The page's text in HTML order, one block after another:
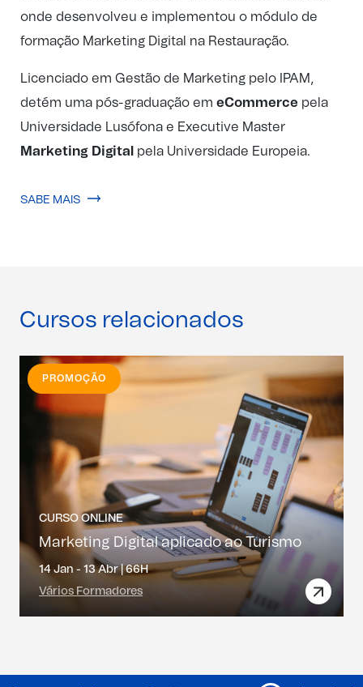
onde desenvolveu e implementou o módulo de
formação Marketing Digital na Restauração.
Licenciado em Gestão de Marketing pelo IPAM,
detém uma pós-graduação em eCommerce pela
Universidade Lusófona e Executive Master
Marketing Digital
pela Universidade Europeia.
SABE MAIS
Cursos relacionados
CURSO ONLINE
Marketing Digital aplicado ao Turismo
14 Jan - 13 Abr |66H
Vários Formadores
PROMOÇÃO